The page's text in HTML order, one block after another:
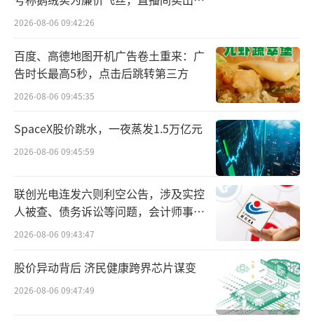
百万元
2026-08-06 09:42:26
百度、高德地图开机广告卷土重来：广
告时长最高5秒，点击后跳转第三方
2026-08-06 09:45:35
SpaceX股价跳水，一夜蒸发1.5万亿元
2026-08-06 09:45:59
联创光电连发六则利空公告，涉及实控
人被查、债务诉讼等问题，会计师事务
所曾出具“保留意见”
2026-08-06 09:43:47
股价异动背后 济民健康跨界芯片谋变
2026-08-06 09:47:49